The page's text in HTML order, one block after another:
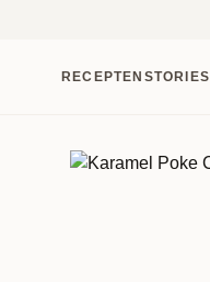
RECEPTEN STORIES